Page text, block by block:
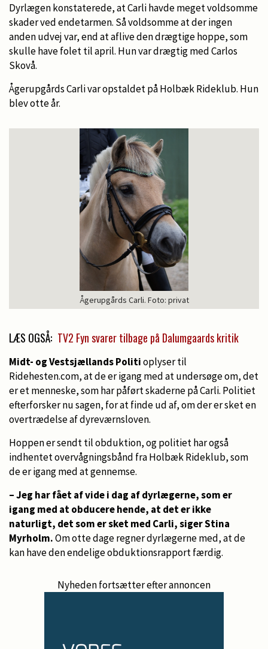
Dyrlægen konstaterede, at Carli havde meget voldsomme
skader ved endetarmen. Så voldsomme at der ingen
anden udvej var, end at aflive den drægtige hoppe, som
skulle have folet til april. Hun var drægtig med Carlos
Skovå.
Ågerupgårds Carli var opstaldet på Holbæk Rideklub. Hun
blev otte år.
Ågerupgårds Carli. Foto: privat
LÆS OGSÅ: TV2 Fyn svarer tilbage på Dalumgaards kritik
Midt- og Vestsjællands Politioplyser til
Ridehesten.com, at de er igang med at undersøge om, det
er et menneske, som har påført skaderne på Carli. Politiet
efterforsker nu sagen, for at finde ud af, om der er sket en
overtrædelse af dyreværnsloven.
Hoppen er sendt til obduktion, og politiet har også
indhentet overvågningsbånd fra Holbæk Rideklub, som
de er igang med at gennemse.
– Jeg har fået af vide i dag af dyrlægerne, som er
igang med at obducere hende, at det er ikke
naturligt, det som er sket med Carli, siger Stina
Myrholm.Om otte dage regner dyrlægerne med, at de
kan have den endelige obduktionsrapport færdig.
Nyheden fortsætter efter annoncen